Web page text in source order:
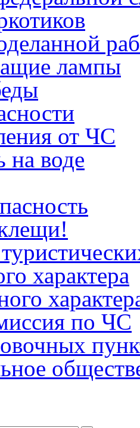
лампы
от ЧС
на воде
характера
по ЧС